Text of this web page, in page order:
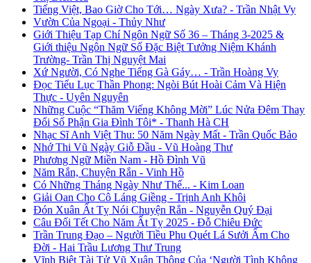
Tiếng Việt, Bao Giờ Cho Tới… Ngày Xưa? - Trần Nhật Vy
Vườn Của Ngoại - Thủy Như
Giới Thiệu Tạp Chí Ngôn Ngữ Số 36 – Tháng 3-2025 &
Giới thiệu Ngôn Ngữ Số Đặc Biệt Tưởng Niệm Khánh
Trường- Trần Thị Nguyệt Mai
Xứ Người, Có Nghe Tiếng Gà Gáy… - Trần Hoàng Vy
Đọc Tiểu Lục Thần Phong: Ngòi Bút Hoài Cảm Và Hiện
Thực - Uyên Nguyên
Những Cuộc “Thăm Viếng Không Mời” Lúc Nửa Đêm Thay
Đổi Số Phận Gia Đình Tôi* - Thanh Hà CH
Nhạc Sĩ Anh Việt Thu: 50 Năm Ngày Mất - Trần Quốc Bảo
Nhớ Thi Vũ Ngày Giỗ Đầu - Vũ Hoàng Thư
Phương Ngữ Miền Nam - Hồ Đình Vũ
Năm Rắn, Chuyện Rắn - Vinh Hồ
Có Những Tháng Ngày Như Thế... - Kim Loan
Giải Oan Cho Cô Láng Giềng - Trịnh Anh Khôi
Đón Xuân Ất Tỵ Nói Chuyện Rắn - Nguyễn Quý Đại
Câu Đối Tết Cho Năm Ất Tỵ 2025 - Đỗ Chiêu Đức
Trần Trung Đạo – Người Tiều Phu Quét Lá Sưởi Ấm Cho
Đời - Hai Trầu Lương Thư Trung
Vĩnh Biệt Tài Tử Vũ Xuân Thông Của ‘Người Tình Không